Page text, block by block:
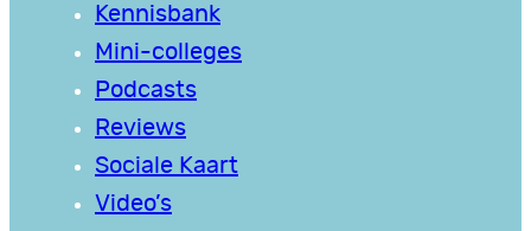
Kennisbank
Mini-colleges
Podcasts
Reviews
Sociale Kaart
Video’s